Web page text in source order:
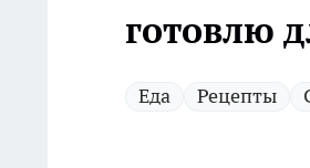
готовлю
Еда Рецепты